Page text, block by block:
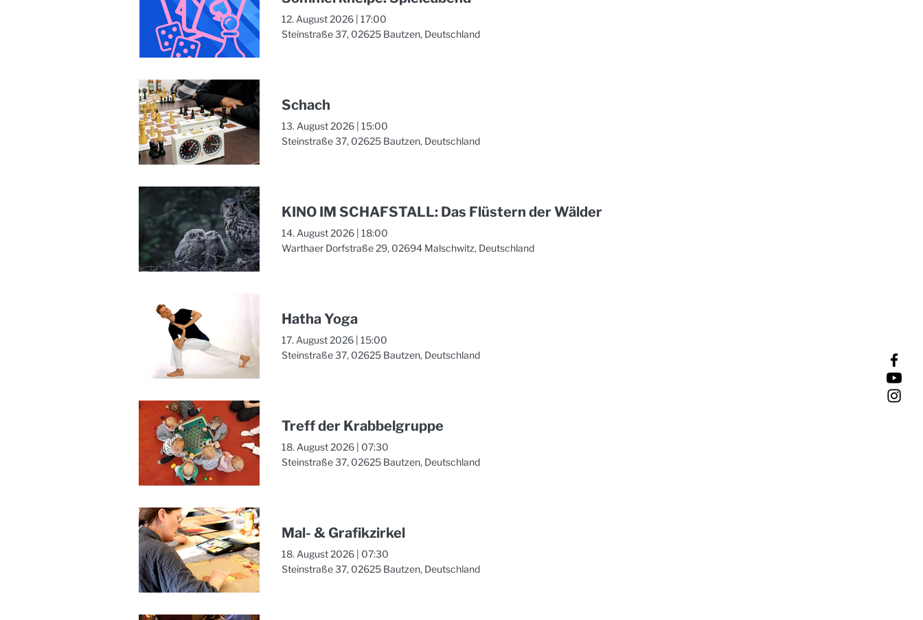
12. August 2026 17:00
Steinstraße 37, 02625 Bautzen, Deutschland
Schach
13. August 2026 15:00
Steinstraße 37, 02625 Bautzen, Deutschland
KINO IM SCHAFSTALL: Das Flüstern der Wälder
14. August 2026 18:00
Warthaer Dorfstraße 29, 02694 Malschwitz, Deutschland
Hatha Yoga
17. August 2026 15:00
Steinstraße 37, 02625 Bautzen, Deutschland
Treff der Krabbelgruppe
18. August 2026
07:30
Steinstraße 37, 02625 Bautzen, Deutschland
Mal- & Grafikzirkel
18. August 2026
07:30
Steinstraße 37, 02625 Bautzen, Deutschland